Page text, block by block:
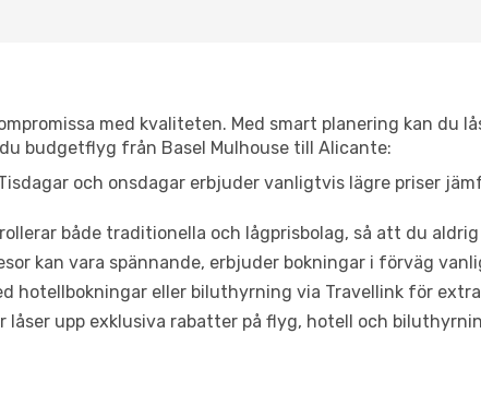
med kvaliteten. Med smart planering kan du
budgetflyg från Basel Mulhouse till Alicante:
och onsdagar erbjuder vanligtvis lägre priser
både traditionella och lågprisbolag, så att du
kan vara spännande, erbjuder bokningar i förväg
hotellbokningar eller biluthyrning via Travellink för
låser upp exklusiva rabatter på flyg, hotell och